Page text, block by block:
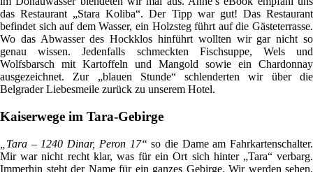
das Restaurant „Stara Koliba“. Der Tipp war gut! Das Restaurant
befindet sich auf dem Wasser, ein Holzsteg führt auf die Gästeterrasse.
Wo das Abwasser des Hockklos hinführt wollten wir gar nicht so
genau wissen. Jedenfalls schmeckten Fischsuppe, Wels und
Wolfsbarsch mit Kartoffeln und Mangold sowie ein Chardonnay
ausgezeichnet. Zur „blauen Stunde“ schlenderten wir über die
Belgrader Liebesmeile zurück zu unserem Hotel.
Kaiserwege im Tara-Gebirge
„Tara – 1240 Dinar, Peron 17“ so die Dame am Fahrkartenschalter.
Mir war nicht recht klar, was für ein Ort sich hinter „Tara“ verbarg.
Immerhin steht der Name für ein ganzes Gebirge. Wir werden sehen.